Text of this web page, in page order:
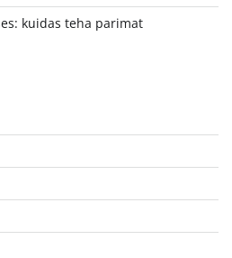
kuidas teha parimat